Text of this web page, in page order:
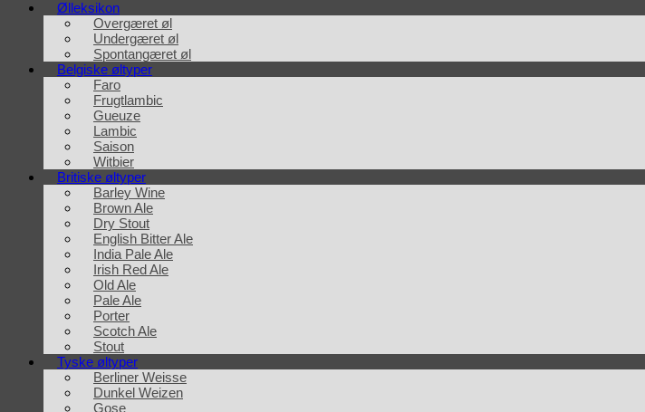
Ølleksikon
Overgæret øl
Undergæret øl
Spontangæret øl
Belgiske øltyper
Faro
Frugtlambic
Gueuze
Lambic
Saison
Witbier
Britiske øltyper
Barley Wine
Brown Ale
Dry Stout
English Bitter Ale
India Pale Ale
Irish Red Ale
Old Ale
Pale Ale
Porter
Scotch Ale
Stout
Tyske øltyper
Berliner Weisse
Dunkel Weizen
Gose